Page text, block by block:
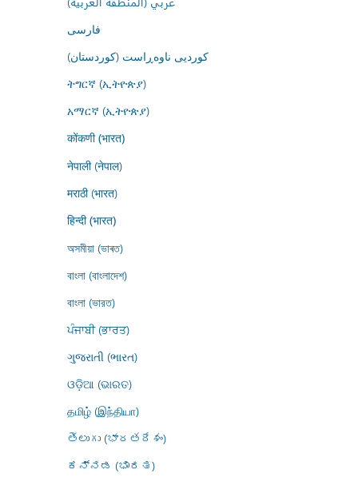
فارسى
کوردیی ناوەڕاست (کوردستان)
ትግርኛ (ኢትዮጵያ)
አማርኛ (ኢትዮጵያ)
कोंकणी (भारत)
नेपाली (नेपाल)
मराठी (भारत)
हिन्दी (भारत)
অসমীয়া (ভাৰত)
বাংলা (বাংলাদেশ)
বাংলা (ভারত)
ਪੰਜਾਬੀ (ਭਾਰਤ)
ગુજરાતી (ભારત)
ଓଡ଼ିଆ (ଭାରତ)
தமிழ் (இந்தியா)
తెలుగు (భారతదేశం)
ಕನ್ನಡ (ಭಾರತ)